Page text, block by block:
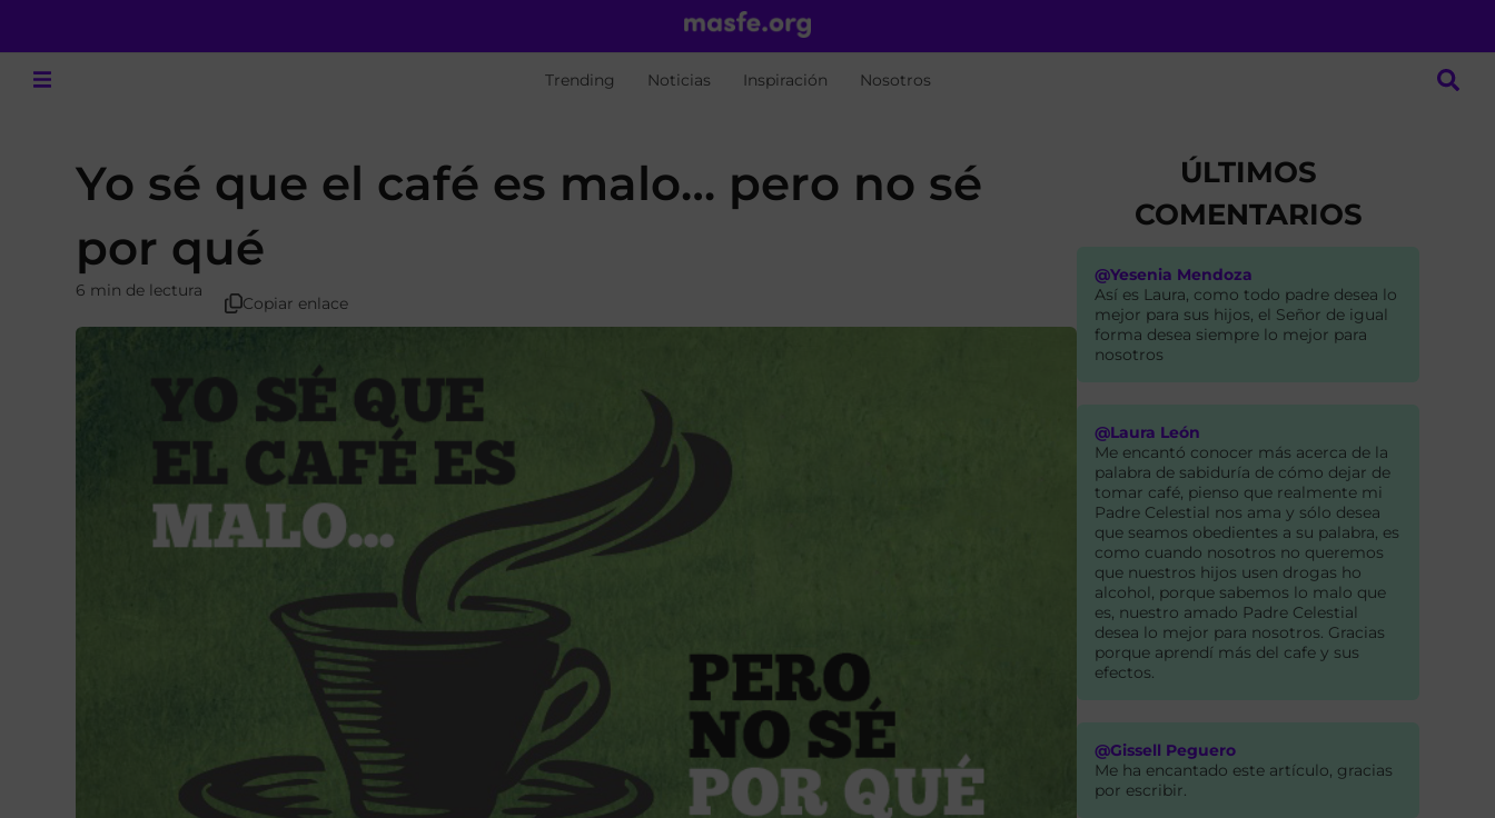
Trending Noticias Inspiración Nosotros
Yo sé que el café es malo… pero no sé
por qué
6 min de lectura
Copiar enlace
ÚLTIMOS
COMENTARIOS
@Yesenia Mendoza
Así es Laura, como todo padre desea lo
mejor para sus hijos, el Señor de igual
forma desea siempre lo mejor para
nosotros
@Laura León
Me encantó conocer más acerca de la
palabra de sabiduría de cómo dejar de
tomar café, pienso que realmente mi
Padre Celestial nos ama y sólo desea
que seamos obedientes a su palabra, es
como cuando nosotros no queremos
que nuestros hijos usen drogas ho
alcohol, porque sabemos lo malo que
es, nuestro amado Padre Celestial
desea lo mejor para nosotros. Gracias
porque aprendí más del cafe y sus
efectos.
@Gissell Peguero
Me ha encantado este artículo, gracias
por escribir.